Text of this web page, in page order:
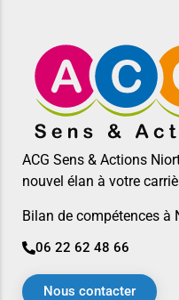
ACG Sens & Actions
nouvel élan à votre
Bilan de compétences à
06 22 62 48 66
Nous contacter